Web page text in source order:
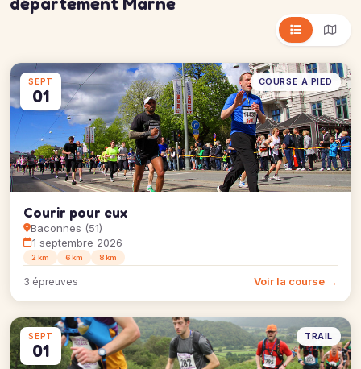
SEPT
01
COURSE À PIED
Courir pour eux
Baconnes (51)
1 septembre 2026
2 km 6 km 8 km
3 épreuves Voir la course →
SEPT
01
TRAIL